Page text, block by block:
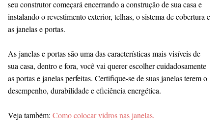
seu construtor começará encerrando a construção de sua casa e
instalando o revestimento exterior, telhas, o sistema de cobertura e
as janelas e portas.
As janelas e portas são uma das características mais visíveis de
sua casa, dentro e fora, você vai querer escolher cuidadosamente
as portas e janelas perfeitas. Certifique-se de suas janelas terem o
desempenho, durabilidade e eficiência energética.
Veja também: Como colocar vidros nas janelas.